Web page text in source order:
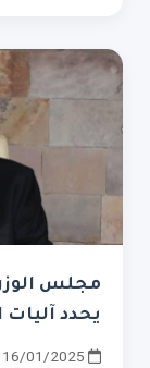
مجلس
يحدد آليات
16/01/2025